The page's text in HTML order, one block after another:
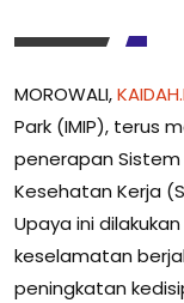
MOROWALI,
Park (IMIP), terus
penerapan
Kesehatan Kerja
Upaya ini
keselamatan
peningkatan